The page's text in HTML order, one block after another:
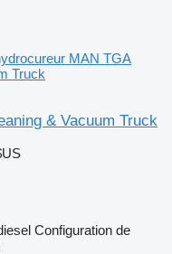
MAN TGA
Truck
& Vacuum Truck
Configuration de